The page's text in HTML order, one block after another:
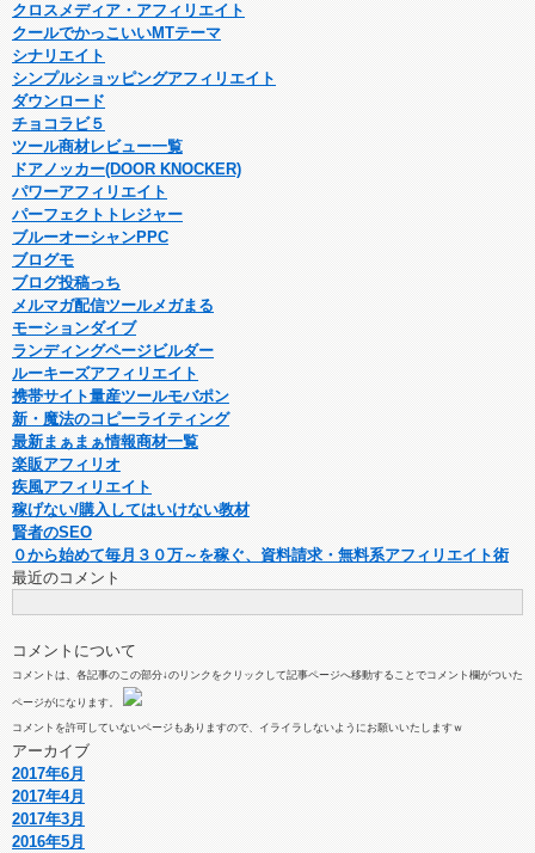
クロスメディア・アフィリエイト
クールでかっこいいMTテーマ
シナリエイト
シンプルショッピングアフィリエイト
ダウンロード
チョコラビ５
ツール商材レビュー一覧
ドアノッカー(DOOR KNOCKER)
パワーアフィリエイト
パーフェクトトレジャー
ブルーオーシャンPPC
ブログモ
ブログ投稿っち
メルマガ配信ツールメガまる
モーションダイブ
ランディングページビルダー
ルーキーズアフィリエイト
携帯サイト量産ツールモバポン
新・魔法のコピーライティング
最新まぁまぁ情報商材一覧
楽販アフィリオ
疾風アフィリエイト
稼げない/購入してはいけない教材
賢者のSEO
０から始めて毎月３０万～を稼ぐ、資料請求・無料系アフィリエイト術
最近のコメント
コメントについて
コメントは、各記事のこの部分↓のリンクをクリックして記事ページへ移動することでコメント欄がついた
ページがになります。
コメントを許可していないページもありますので、イライラしないようにお願いいたしますｗ
アーカイブ
2017年6月
2017年4月
2017年3月
2016年5月